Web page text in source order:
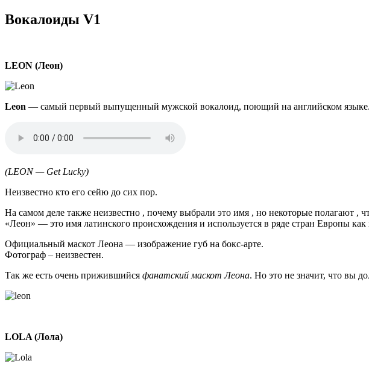
Вокалоиды V1
LEON (Леон)
Leon — самый первый выпущенный мужской вокалоид, поющий на английском
файл
(LEON — Get Lucky)
Неизвестно кто его сейю до сих пор.
На самом деле также неизвестно , почему выбрали это имя , но некоторые полагают ,
«Леон» — это имя латинского происхождения и используется в ряде стран Европы
Официальный маскот Леона — изображение губ на бокс-арте.
Фотограф – неизвестен.
Так же есть очень прижившийся фанатский маскот Леона. Но это не значит, что вы
LOLA (Лола)